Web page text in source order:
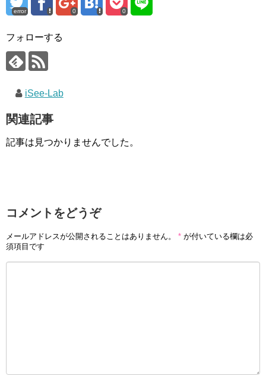
error 0 0
フォローする
iSee-Lab
関連記事
記事は見つかりませんでした。
コメントをどうぞ
メールアドレスが公開されることはありません。 * が付いている欄は必
須項目です